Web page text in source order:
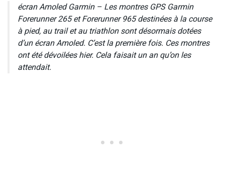
écran Amoled Garmin – Les montres GPS Garmin
Forerunner 265 et Forerunner 965 destinées à la course
à pied, au trail et au triathlon sont désormais dotées
d’un écran Amoled. C’est la première fois. Ces montres
ont été dévoilées hier. Cela faisait un an qu’on les
attendait.